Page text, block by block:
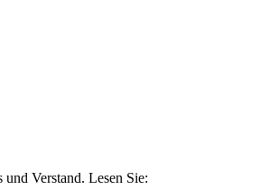
Verstand. Lesen Sie: